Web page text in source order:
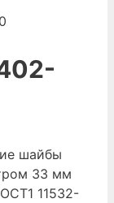
шайбы
33 мм
11532-